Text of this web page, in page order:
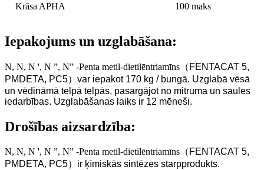
Krāsa APHA 100 maks
Iepakojums un uzglabāšana:
N, N, N ', N ”, N” -Penta metil-dietilēntriamīns （ FENTACAT 5,
PMDETA, PC5） var iepakot 170 kg / bungā. Uzglabā vēsā
un vēdināmā telpā telpās, pasargājot no mitruma un saules
iedarbības. Uzglabāšanas laiks ir 12 mēneši.
Drošības aizsardzība:
N, N, N ', N ”, N” -Penta metil-dietilēntriamīns （ FENTACAT 5,
PMDETA, PC5） ir ķīmiskās sintēzes starpprodukts.